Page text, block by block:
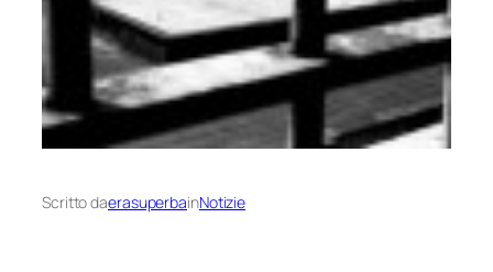
Scritto daerasuperbainNotizie